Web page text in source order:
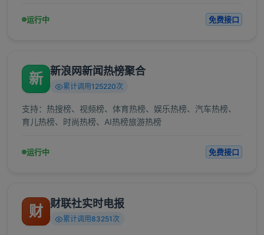
运行中 免费接口
新 新浪网新闻热榜聚合
累计调用125220次
支持：热搜榜、视频榜、体育热榜、娱乐热榜、汽车热榜、
育儿热榜、时尚热榜、AI热榜旅游热榜
运行中 免费接口
财 财联社实时电报
累计调用83251次